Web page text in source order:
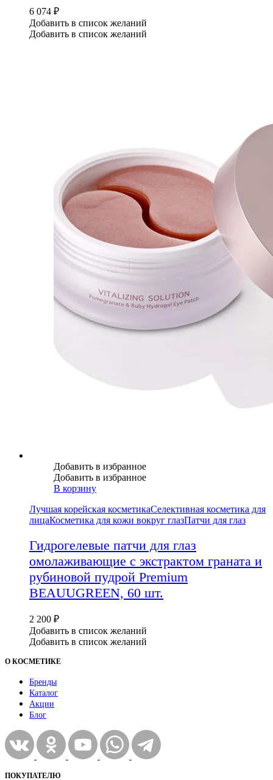
6 074 ₽
Добавить в список желаний
Добавить в список желаний
Добавить в избранное
Добавить в избранное
В корзину
Лучшая корейская косметикаСелективная косметика для
лицаКосметика для кожи вокруг глазПатчи для глаз
Гидрогелевые патчи для глаз
омолаживающие с экстрактом граната и
рубиновой пудрой Premium
BEAUUGREEN, 60 шт.
2 200 ₽
Добавить в список желаний
Добавить в список желаний
О КОСМЕТИКЕ
Бренды
Каталог
Акции
Блог
ПОКУПАТЕЛЮ